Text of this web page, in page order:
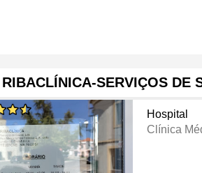
RIBACLÍNICA-SERVIÇOS DE
Hospital
Clínica